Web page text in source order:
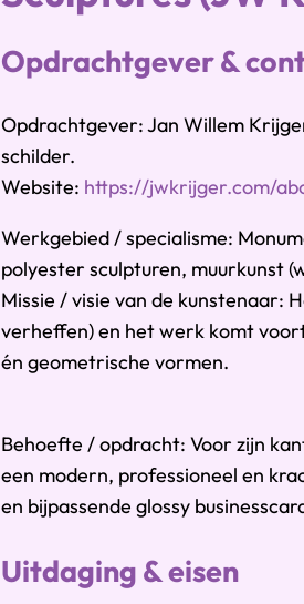
Opdrachtgever &
Opdrachtgever: Jan Willem
schilder.
Website: https://jwkrijger.com/
Werkgebied / specialisme:
polyester sculpturen, muurkunst
Missie / visie van de kunstenaar:
verheffen) en het werk komt
én geometrische vormen.
Behoefte / opdracht: Voor zijn
een modern, professioneel en
en bijpassende glossy
Uitdaging & eisen